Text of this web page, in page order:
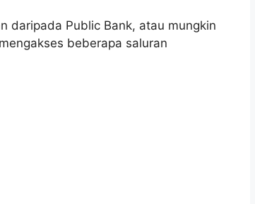
daripada Public Bank, atau mungkin
beberapa saluran